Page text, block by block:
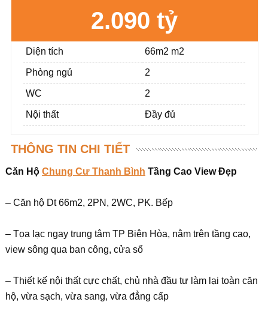
2.090 tỷ
Diện tích 66m2 m2
Phòng ngủ 2
WC 2
Nội thất Đầy đủ
THÔNG TIN CHI TIẾT
Căn Hộ Chung Cư Thanh Bình Tầng Cao View Đẹp
– Căn hộ Dt 66m2, 2PN, 2WC, PK. Bếp
– Tọa lạc ngay trung tâm TP Biên Hòa, nằm trên tầng cao,
view sông qua ban công, cửa sổ
– Thiết kế nội thất cực chất, chủ nhà đầu tư làm lại toàn căn
hộ, vừa sạch, vừa sang, vừa đẳng cấp